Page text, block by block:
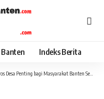
Banten Indeks Berita
Penting bagi Masyarakat Banten Selatan